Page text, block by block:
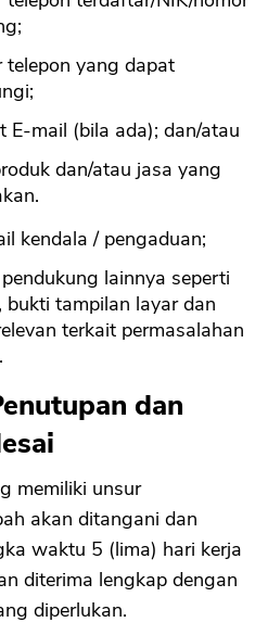
telepon yang dapat
E-mail (bila ada); dan/atau
dan/atau jasa yang
kendala / pengaduan;
lainnya seperti
bukti tampilan layar dan
terkait permasalahan
dan
memiliki unsur
akan ditangani dan
waktu 5 (lima) hari kerja
diterima lengkap dengan
diperlukan.